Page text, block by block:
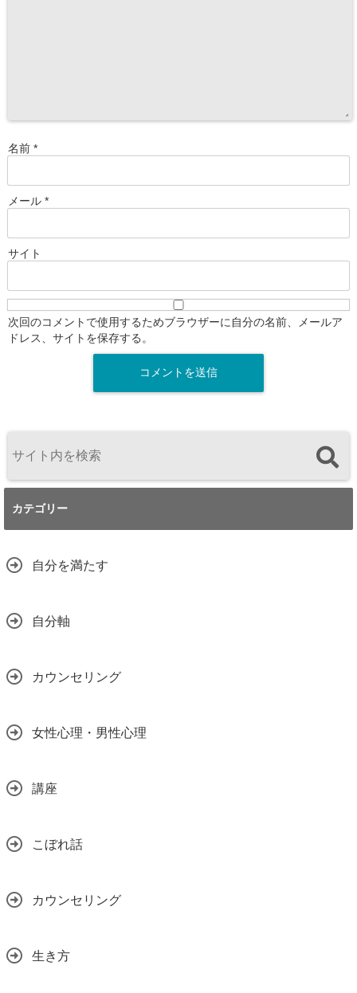
名前 *
メール *
サイト
次回のコメントで使用するためブラウザーに自分の名前、メールア
ドレス、サイトを保存する。
カテゴリー
自分を満たす
自分軸
カウンセリング
女性心理・男性心理
講座
こぼれ話
カウンセリング
生き方